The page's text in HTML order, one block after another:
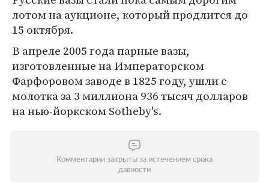
лотом на аукционе, который продлится до
15 октября.
В апреле 2005 года парные вазы,
изготовленные на Императорском
Фарфоровом заводе в 1825 году, ушли с
молотка за 3 миллиона 936 тысяч долларов
на нью-йоркском Sotheby's.
Комментарии закрыты за истечением срока
давности